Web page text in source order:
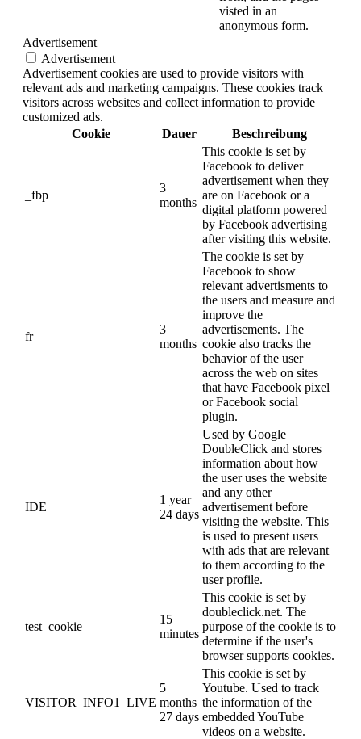
visted in an
anonymous form.
Advertisement
Advertisement
Advertisement cookies are used to provide visitors with
relevant ads and marketing campaigns. These cookies track
visitors across websites and collect information to provide
customized ads.
Cookie
Dauer Beschreibung
_fbp
3
months
This cookie is set by
Facebook to deliver
advertisement when they
are on Facebook or a
digital platform powered
by Facebook advertising
after visiting this website.
fr
3
months
The cookie is set by
Facebook to show
relevant advertisments to
the users and measure and
improve the
advertisements. The
cookie also tracks the
behavior of the user
across the web on sites
that have Facebook pixel
or Facebook social
plugin.
IDE
1 year
24 days
Used by Google
DoubleClick and stores
information about how
the user uses the website
and any other
advertisement before
visiting the website. This
is used to present users
with ads that are relevant
to them according to the
user profile.
test_cookie
15
minutes
This cookie is set by
doubleclick.net. The
purpose of the cookie is to
determine if the user's
browser supports cookies.
VISITOR_INFO1_LIVE
5
months
27 days
This cookie is set by
Youtube. Used to track
the information of the
embedded YouTube
videos on a website.